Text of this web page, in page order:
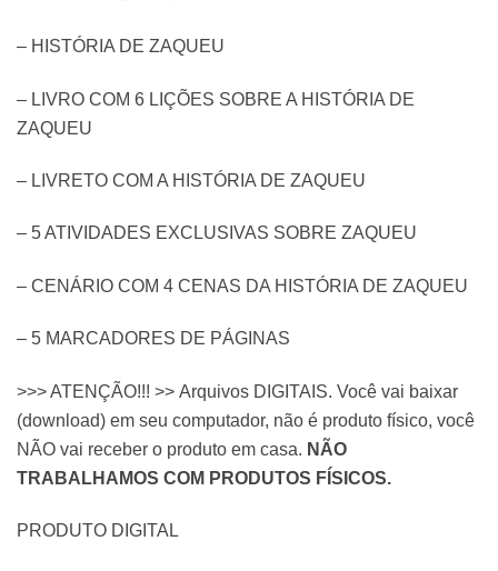
– HISTÓRIA DE ZAQUEU
– LIVRO COM 6 LIÇÕES SOBRE A HISTÓRIA DE
ZAQUEU
– LIVRETO COM A HISTÓRIA DE ZAQUEU
– 5 ATIVIDADES EXCLUSIVAS SOBRE ZAQUEU
– CENÁRIO COM 4 CENAS DA HISTÓRIA DE ZAQUEU
– 5 MARCADORES DE PÁGINAS
>>> ATENÇÃO!!! >> Arquivos DIGITAIS. Você vai baixar
(download) em seu computador, não é produto físico, você
NÃO vai receber o produto em casa. NÃO
TRABALHAMOS COM PRODUTOS FÍSICOS.
PRODUTO DIGITAL